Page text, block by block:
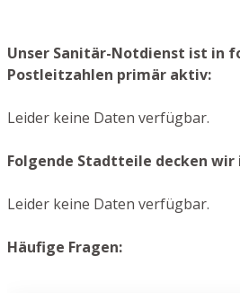
Unser Sanitär-Notdienst ist in
Postleitzahlen primär aktiv:
Leider keine Daten verfügbar.
Folgende Stadtteile decken wir
Leider keine Daten verfügbar.
Häufige Fragen: